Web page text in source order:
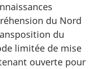
du Nord
du
limitée de mise
ouverte pour